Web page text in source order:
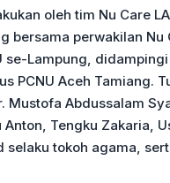
oleh tim Nu Care
bersama perwakilan Nu
se-Lampung,
PCNU Aceh Tamiang.
Mustofa Abdussalam
Anton, Tengku Zakaria,
selaku tokoh agama,